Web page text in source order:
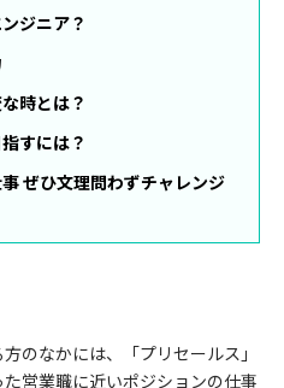
ジニア？
時とは？
すには？
ぜひ文理問わずチャレンジ
のなかには、「プリセールス」
た営業職に近いポジションの仕事